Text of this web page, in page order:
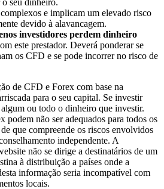
e implicam um elevado risco
devido à alavancagem.
investidores perdem dinheiro
este prestador. Deverá ponderar se
os CFD e se pode incorrer no risco de
de CFD e Forex com base na
para o seu capital. Se investir
ou todo o dinheiro que investir.
podem não ser adequados para todos os
que compreende os riscos envolvidos
independente. A
não se dirige a destinatários de um
à distribuição a países onde a
informação seria incompatível com
locais.